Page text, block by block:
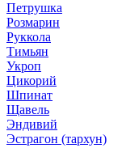
Петрушка
Розмарин
Руккола
Тимьян
Укроп
Цикорий
Шпинат
Щавель
Эндивий
Эстрагон (тархун)